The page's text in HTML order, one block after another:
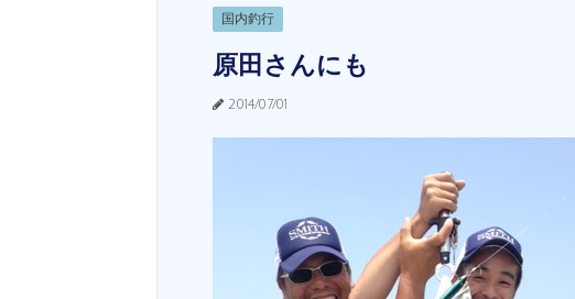
国内釣行
原田さんにも
2014/07/01